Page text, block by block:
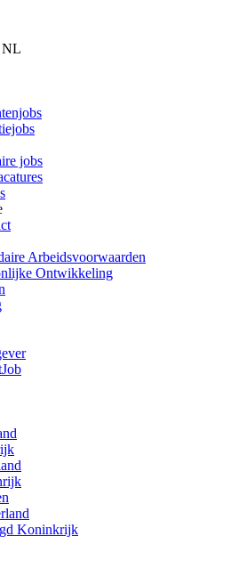
NL
jobs
Arbeidsvoorwaarden
Ontwikkeling
Koninkrijk